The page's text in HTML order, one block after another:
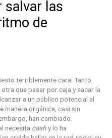
salvar las
de
terriblemente cara. Tanto
que pasar por caja y sacar la
a un público potencial al
manera orgánica, casi sin
han cambiado.
necesita cashy lo ha